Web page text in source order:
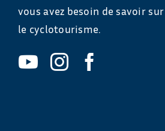
vous avez besoin de savoir
le cyclotourisme.